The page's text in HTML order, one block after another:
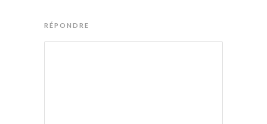
RÉPONDRE